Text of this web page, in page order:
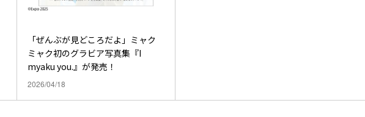
「ぜんぶが見どころだよ」ミャク
ミャク初のグラビア写真集『I
myaku you.』が発売！
2026/04/18